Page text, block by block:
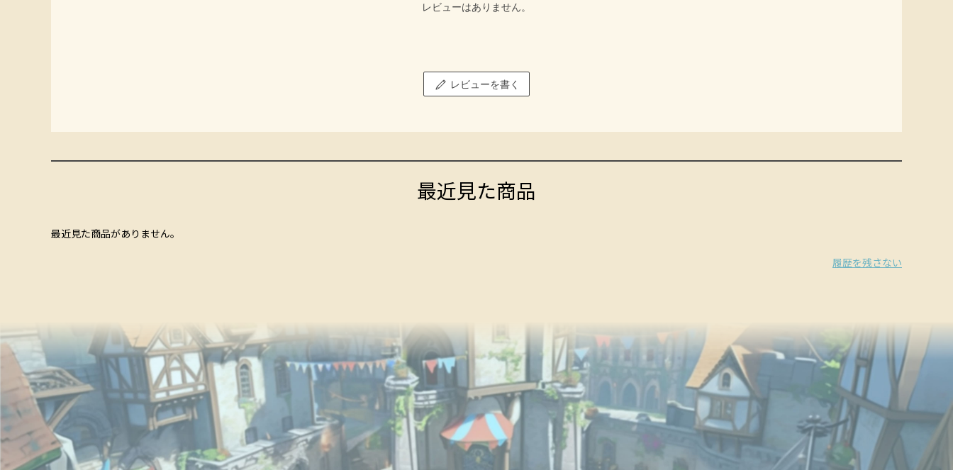
レビューはありません。
レビューを書く
最近見た商品
最近見た商品がありません。
履歴を残さない